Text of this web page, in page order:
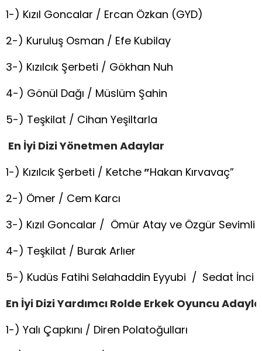
1-) Kızıl Goncalar / Ercan Özkan (GYD)
2-) Kuruluş Osman / Efe Kubilay
3-) Kızılcık Şerbeti / Gökhan Nuh
4-) Gönül Dağı / Müslüm Şahin
5-) Teşkilat / Cihan Yeşiltarla
En İyi Dizi Yönetmen Adaylar
1-) Kızılcık Şerbeti / Ketche ”Hakan Kırvavaç”
2-) Ömer / Cem Karcı
3-) Kızıl Goncalar / Ömür Atay ve Özgür Sevimli
4-) Teşkilat / Burak Arlıer
5-) Kudüs Fatihi Selahaddin Eyyubi / Sedat İnci
En İyi DiziYardımcı Rolde Erkek Oyuncu
1-) Yalı Çapkını / Diren Polatoğulları